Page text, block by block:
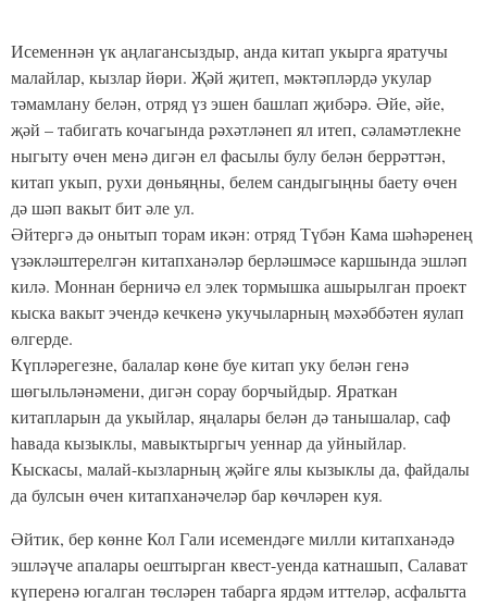
Исеменнән үк аңлагансыздыр, анда китап укырга яратучы
малайлар, кызлар йөри. Җәй җитеп, мәктәпләрдә укулар
тәмамлану белән, отряд үз эшен башлап җибәрә. Әйе, әйе,
җәй – табигать кочагында рәхәтләнеп ял итеп, сәламәтлекне
ныгыту өчен менә дигән ел фасылы булу белән беррәттән,
китап укып, рухи дөньяңны, белем сандыгыңны баету өчен
дә шәп вакыт бит әле ул.
Әйтергә дә онытып торам икән: отряд Түбән Кама шәһәренең
үзәкләштерелгән китапханәләр берләшмәсе каршында эшләп
килә. Моннан берничә ел элек тормышка ашырылган проект
кыска вакыт эчендә кечкенә укучыларның мәхәббәтен яулап
өлгерде.
Күпләрегезне, балалар көне буе китап уку белән генә
шөгыльләнәмени, дигән сорау борчыйдыр. Яраткан
китапларын да укыйлар, яңалары белән дә танышалар, саф
һавада кызыклы, мавыктыргыч уеннар да уйныйлар.
Кыскасы, малай-кызларның җәйге ялы кызыклы да, файдалы
да булсын өчен китапханәчеләр бар көчләрен куя.
Әйтик, бер көнне Кол Гали исемендәге милли китапханәдә
эшләүче апалары оештырган квест-уенда катнашып, Салават
күперенә югалган төсләрен табарга ярдәм иттеләр, асфальтта